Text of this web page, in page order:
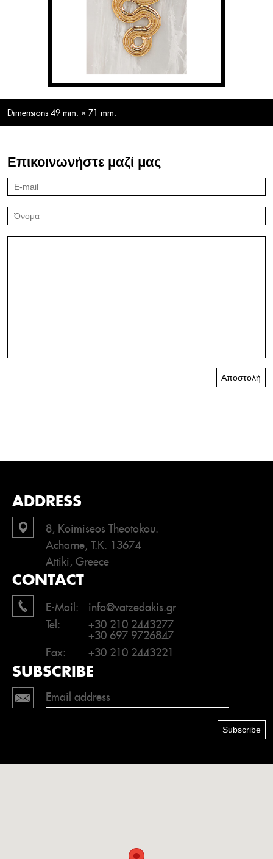
Dimensions 49 mm. × 71 mm.
Επικοινωνήστε μαζί μας
Αποστολή
ADDRESS
8, Koimiseos Theotokou.
Acharne, T.K. 13674
Attiki, Greece
CONTACT
E-Mail:
info@vatzedakis.gr
Tel:
+30 210 2443277
+30 697 9726847
Fax:
+30 210 2443221
SUBSCRIBE
Subscribe